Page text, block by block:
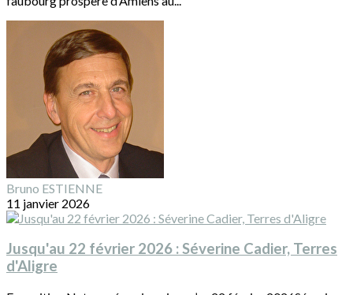
Bruno ESTIENNE
11 janvier 2026
Jusqu'au 22 février 2026 : Séverine Cadier, Terres
d'Aligre